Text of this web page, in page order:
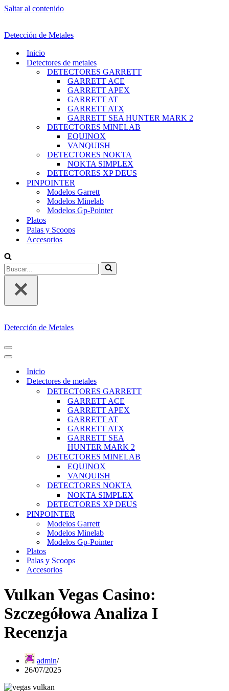
Saltar al contenido
Detección de Metales
Inicio
Detectores de metales
DETECTORES GARRETT
GARRETT ACE
GARRETT APEX
GARRETT AT
GARRETT ATX
GARRETT SEA HUNTER MARK 2
DETECTORES MINELAB
EQUINOX
VANQUISH
DETECTORES NOKTA
NOKTA SIMPLEX
DETECTORES XP DEUS
PINPOINTER
Modelos Garrett
Modelos Minelab
Modelos Gp-Pointer
Platos
Palas y Scoops
Accesorios
Buscar...
Detección de Metales
MENÚ
DE
NAVEGACIÓN
MENÚ
DE
NAVEGACIÓN
Inicio
Detectores de metales
DETECTORES GARRETT
GARRETT ACE
GARRETT APEX
GARRETT AT
GARRETT ATX
GARRETT SEA
HUNTER MARK 2
DETECTORES MINELAB
EQUINOX
VANQUISH
DETECTORES NOKTA
NOKTA SIMPLEX
DETECTORES XP DEUS
PINPOINTER
Modelos Garrett
Modelos Minelab
Modelos Gp-Pointer
Platos
Palas y Scoops
Accesorios
Vulkan Vegas Casino:
Szczegółowa Analiza I
Recenzja
admin
26/07/2025